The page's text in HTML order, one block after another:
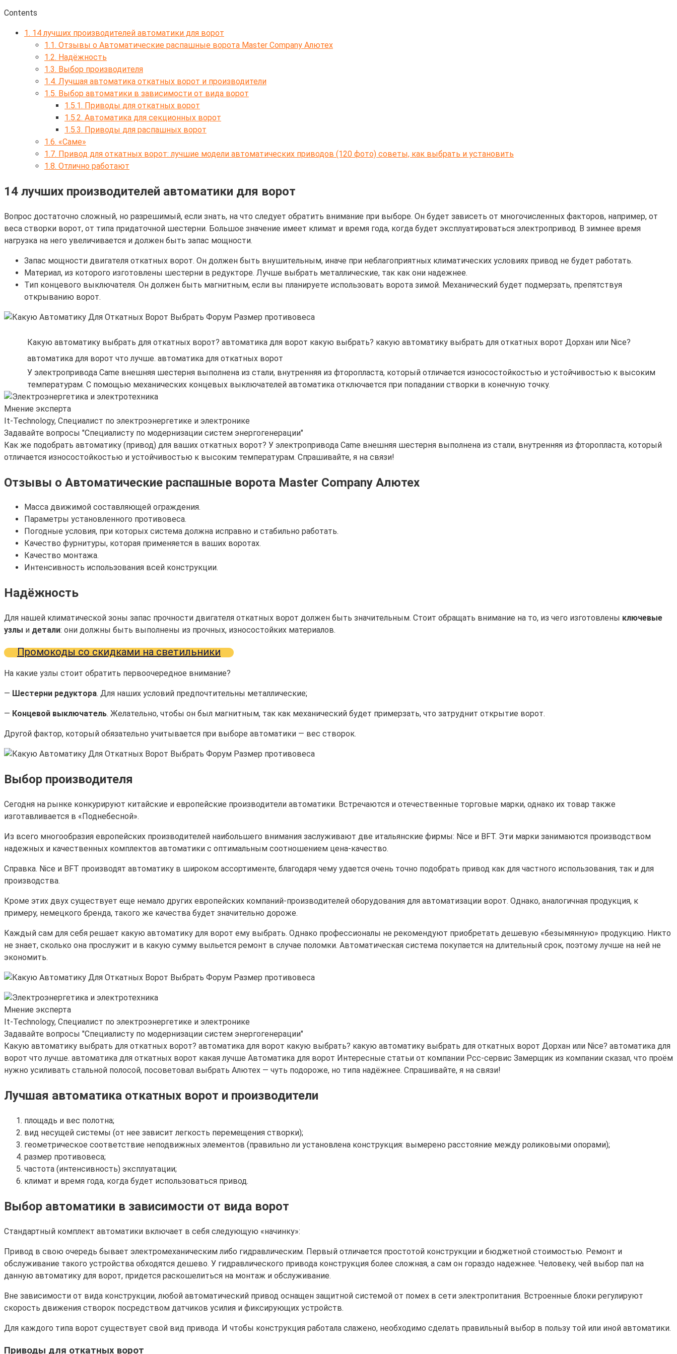
Contents
1. 14 лучших производителей автоматики для ворот
1.1. Отзывы о Автоматические распашные ворота Master Company Алютех
1.2. Надёжность
1.3. Выбор производителя
1.4. Лучшая автоматика откатных ворот и производители
1.5. Выбор автоматики в зависимости от вида ворот
1.5.1. Приводы для откатных ворот
1.5.2. Автоматика для секционных ворот
1.5.3. Приводы для распашных ворот
1.6. «Саме»
1.7. Привод для откатных ворот: лучшие модели автоматических приводов (120 фото) советы, как выбрать и установить
1.8. Отлично работают
14 лучших производителей автоматики для ворот
Вопрос достаточно сложный, но разрешимый, если знать, на что следует обратить внимание при выборе. Он будет зависеть от многочисленных факторов, например, от
веса створки ворот, от типа придаточной шестерни. Большое значение имеет климат и время года, когда будет эксплуатироваться электропривод. В зимнее время
нагрузка на него увеличивается и должен быть запас мощности.
Запас мощности двигателя откатных ворот. Он должен быть внушительным, иначе при неблагоприятных климатических условиях привод не будет работать.
Материал, из которого изготовлены шестерни в редукторе. Лучше выбрать металлические, так как они надежнее.
Тип концевого выключателя. Он должен быть магнитным, если вы планируете использовать ворота зимой. Механический будет подмерзать, препятствуя
открыванию ворот.
Какую автоматику выбрать для откатных ворот? автоматика для ворот какую выбрать? какую автоматику выбрать для откатных ворот Дорхан или Nice?
автоматика для ворот что лучше. автоматика для откатных ворот
У электропривода Came внешняя шестерня выполнена из стали, внутренняя из фторопласта, который отличается износостойкостью и устойчивостью к высоким
температурам. С помощью механических концевых выключателей автоматика отключается при попадании створки в конечную точку.
Мнение эксперта
It-Technology, Cпециалист по электроэнергетике и электронике
Задавайте вопросы "Специалисту по модернизации систем энергогенерации"
Как же подобрать автоматику (привод) для ваших откатных ворот? У электропривода Came внешняя шестерня выполнена из стали, внутренняя из фторопласта, который
отличается износостойкостью и устойчивостью к высоким температурам. Спрашивайте, я на связи!
Отзывы о Автоматические распашные ворота Master Company Алютех
Масса движимой составляющей ограждения.
Параметры установленного противовеса.
Погодные условия, при которых система должна исправно и стабильно работать.
Качество фурнитуры, которая применяется в ваших воротах.
Качество монтажа.
Интенсивность использования всей конструкции.
Надёжность
Для нашей климатической зоны запас прочности двигателя откатных ворот должен быть значительным. Стоит обращать внимание на то, из чего изготовлены ключевые
узлы и детали: они должны быть выполнены из прочных, износостойких материалов.
Промокоды со скидками на светильники
На какие узлы стоит обратить первоочередное внимание?
— Шестерни редуктора. Для наших условий предпочтительны металлические;
— Концевой выключатель. Желательно, чтобы он был магнитным, так как механический будет примерзать, что затруднит открытие ворот.
Другой фактор, который обязательно учитывается при выборе автоматики — вес створок.
Выбор производителя
Сегодня на рынке конкурируют китайские и европейские производители автоматики. Встречаются и отечественные торговые марки, однако их товар также
изготавливается в «Поднебесной».
Из всего многообразия европейских производителей наибольшего внимания заслуживают две итальянские фирмы: Nice и BFT. Эти марки занимаются производством
надежных и качественных комплектов автоматики с оптимальным соотношением цена-качество.
Справка. Nice и BFT производят автоматику в широком ассортименте, благодаря чему удается очень точно подобрать привод как для частного использования, так и для
производства.
Кроме этих двух существует еще немало других европейских компаний-производителей оборудования для автоматизации ворот. Однако, аналогичная продукция, к
примеру, немецкого бренда, такого же качества будет значительно дороже.
Каждый сам для себя решает какую автоматику для ворот ему выбрать. Однако профессионалы не рекомендуют приобретать дешевую «безымянную» продукцию. Никто
не знает, сколько она прослужит и в какую сумму выльется ремонт в случае поломки. Автоматическая система покупается на длительный срок, поэтому лучше на ней не
экономить.
Мнение эксперта
It-Technology, Cпециалист по электроэнергетике и электронике
Задавайте вопросы "Специалисту по модернизации систем энергогенерации"
Какую автоматику выбрать для откатных ворот? автоматика для ворот какую выбрать? какую автоматику выбрать для откатных ворот Дорхан или Nice? автоматика для
ворот что лучше. автоматика для откатных ворот какая лучше Автоматика для ворот Интересные статьи от компании Рсс-сервис Замерщик из компании сказал, что проём
нужно усиливать стальной полосой, посоветовал выбрать Алютех — чуть подороже, но типа надёжнее. Спрашивайте, я на связи!
Лучшая автоматика откатных ворот и производители
площадь и вес полотна;
вид несущей системы (от нее зависит легкость перемещения створки);
геометрическое соответствие неподвижных элементов (правильно ли установлена конструкция: вымерено расстояние между роликовыми опорами);
размер противовеса;
частота (интенсивность) эксплуатации;
климат и время года, когда будет использоваться привод.
Выбор автоматики в зависимости от вида ворот
Стандартный комплект автоматики включает в себя следующую «начинку»:
Привод в свою очередь бывает электромеханическим либо гидравлическим. Первый отличается простотой конструкции и бюджетной стоимостью. Ремонт и
обслуживание такого устройства обходятся дешево. У гидравлического привода конструкция более сложная, а сам он гораздо надежнее. Человеку, чей выбор пал на
данную автоматику для ворот, придется раскошелиться на монтаж и обслуживание.
Вне зависимости от вида конструкции, любой автоматический привод оснащен защитной системой от помех в сети электропитания. Встроенные блоки регулируют
скорость движения створок посредством датчиков усилия и фиксирующих устройств.
Для каждого типа ворот существует свой вид привода. И чтобы конструкция работала слажено, необходимо сделать правильный выбор в пользу той или иной автоматики.
Приводы для откатных ворот